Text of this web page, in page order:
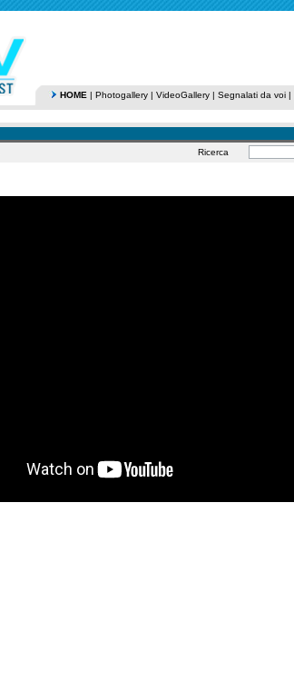
HOME | Photogallery | VideoGallery | Segnalati da voi |
Ricerca